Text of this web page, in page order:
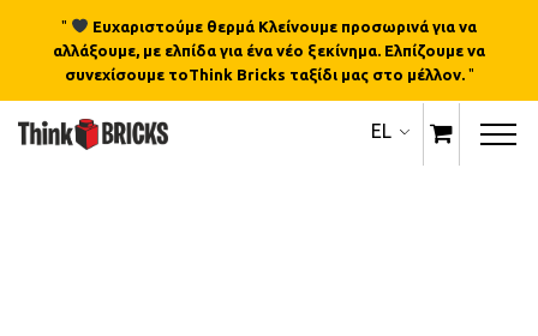
"
Ευχαριστούμε θερμά Κλείνουμε προσωρινά για να
αλλάξουμε, με ελπίδα για ένα νέο ξεκίνημα. Ελπίζουμε να
συνεχίσουμε τοThink Bricks ταξίδι μας στο μέλλον. "
EL